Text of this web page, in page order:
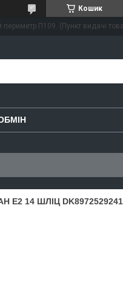
Кошик
П109. (Пункт видачі
Е2 14 ШЛІЦ DK8972529241